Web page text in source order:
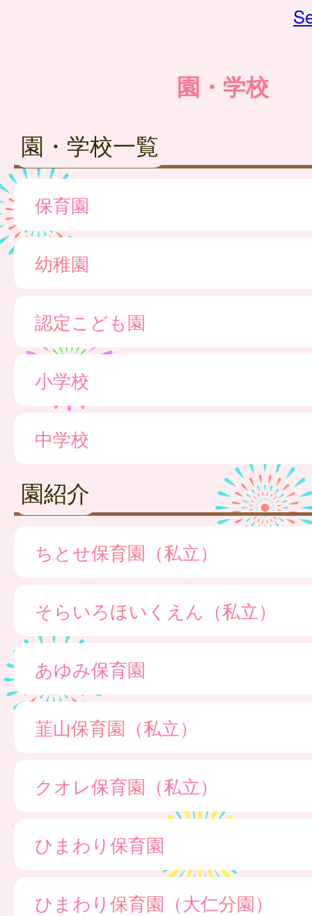
園・学校
園・学校一覧
保育園
幼稚園
認定こども園
小学校
中学校
園紹介
ちとせ保育園（私立）
そらいろほいくえん（私立）
あゆみ保育園
韮山保育園（私立）
クオレ保育園（私立）
ひまわり保育園
ひまわり保育園（大仁分園）